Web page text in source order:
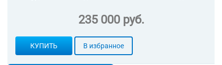
235 000 руб.
КУПИТЬ В избранное